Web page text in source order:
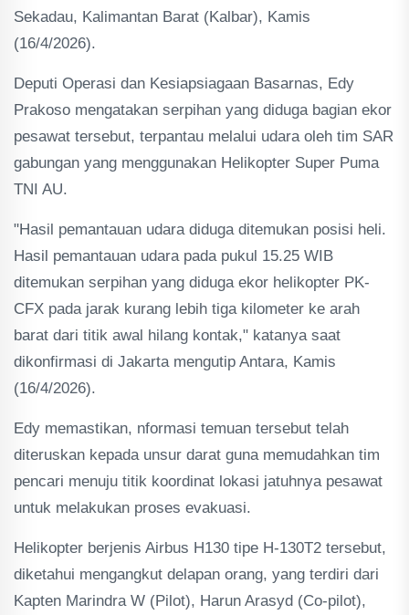
Sekadau, Kalimantan Barat (Kalbar), Kamis
(16/4/2026).
Deputi Operasi dan Kesiapsiagaan Basarnas, Edy
Prakoso mengatakan serpihan yang diduga bagian ekor
pesawat tersebut, terpantau melalui udara oleh tim SAR
gabungan yang menggunakan Helikopter Super Puma
TNI AU.
"Hasil pemantauan udara diduga ditemukan posisi heli.
Hasil pemantauan udara pada pukul 15.25 WIB
ditemukan serpihan yang diduga ekor helikopter PK-
CFX pada jarak kurang lebih tiga kilometer ke arah
barat dari titik awal hilang kontak," katanya saat
dikonfirmasi di Jakarta mengutip Antara, Kamis
(16/4/2026).
Edy memastikan, nformasi temuan tersebut telah
diteruskan kepada unsur darat guna memudahkan tim
pencari menuju titik koordinat lokasi jatuhnya pesawat
untuk melakukan proses evakuasi.
Helikopter berjenis Airbus H130 tipe H-130T2 tersebut,
diketahui mengangkut delapan orang, yang terdiri dari
Kapten Marindra W (Pilot), Harun Arasyd (Co-pilot),